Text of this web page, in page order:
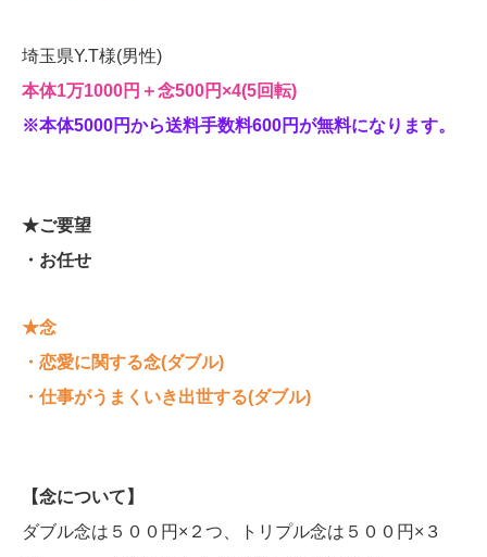
埼玉県Y.T様(男性)
本体1万1000円＋念500円‪‪×4(5回転)
※本体5000円から送料手数料600円が無料になります。
★ご要望
・お任せ
★念
・恋愛に関する念(ダブル)
・仕事がうまくいき出世する(ダブル)
【念について】
ダブル念は５００円×２つ、トリプル念は５００円×３